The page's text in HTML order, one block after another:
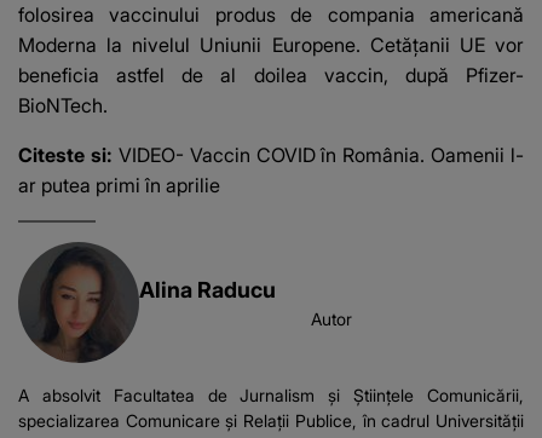
folosirea vaccinului produs de compania americană
Moderna la nivelul Uniunii Europene. Cetățanii UE vor
beneficia astfel de al doilea vaccin, după Pfizer-
BioNTech.
Citeste si: VIDEO- Vaccin COVID în România. Oamenii l-
ar putea primi în aprilie
Alina Raducu
Autor
A absolvit Facultatea de Jurnalism și Științele Comunicării,
specializarea Comunicare și Relații Publice, în cadrul Universității